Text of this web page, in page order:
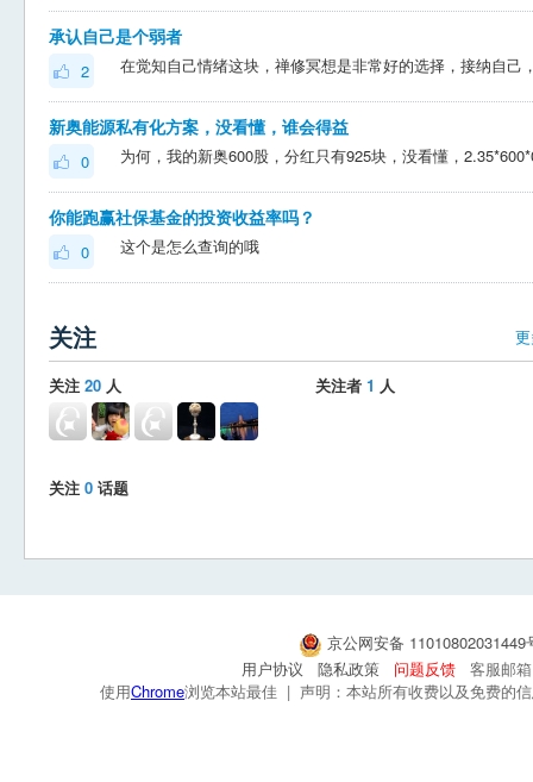
承认自己是个弱者
2
新奥能源私有化方案，没看懂，谁会得益
0
你能跑赢社保基金的投资收益率吗？
0 这个是怎么查询的哦
关注
关注 20 人 关注者 1 人
关注 0 话题
京公网安备
用户协议
隐私政策 问题反馈
客服邮
使用Chrome浏览本站最佳 | 声明：本站所有收费以及免费的